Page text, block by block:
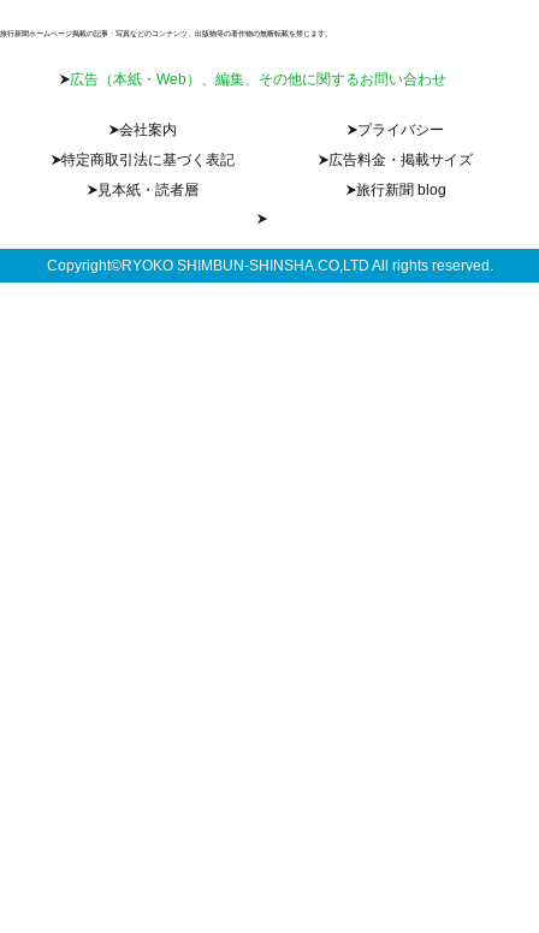
旅行新聞ホームページ掲載の記事・写真などのコンテンツ、出版物等の著作物の無断転載を禁じます。
広告（本紙・Web）、編集、その他に関するお問い合わせ
会社案内
プライバシー
特定商取引法に基づく表記
広告料金・掲載サイズ
見本紙・読者層
旅行新聞 blog
Copyright©RYOKO SHIMBUN-SHINSHA.CO,LTD All rights reserved.